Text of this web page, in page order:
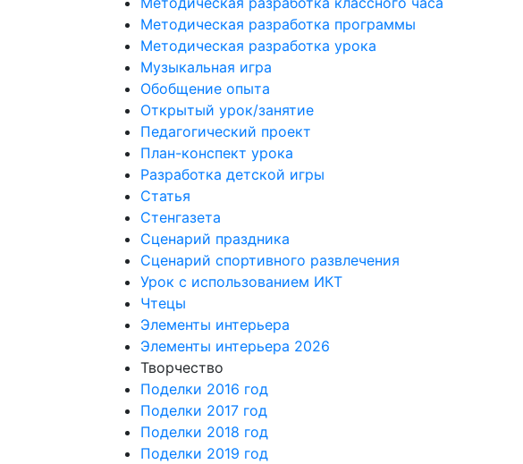
Методическая разработка программы
Методическая разработка урока
Музыкальная игра
Обобщение опыта
Открытый урок/занятие
Педагогический проект
План-конспект урока
Разработка детской игры
Статья
Стенгазета
Сценарий праздника
Сценарий спортивного развлечения
Урок с использованием ИКТ
Чтецы
Элементы интерьера
Элементы интерьера 2026
Творчество
Поделки 2016 год
Поделки 2017 год
Поделки 2018 год
Поделки 2019 год